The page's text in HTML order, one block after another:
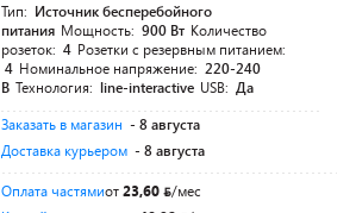
Тип: Источник бесперебойного
питания Мощность: 900 Вт Количество
розеток: 4 Розетки с резервным питанием:
4 Номинальное напряжение: 220-240
В Технология: line-interactive USB: Да
Заказать в магазин - 8 августа
Доставка курьером - 8 августа
Оплата частямиот23,60
/мес